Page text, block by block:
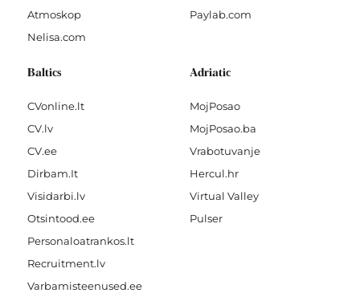
Atmoskop
Nelisa.com
Paylab.com
Baltics
CVonline.lt
CV.lv
CV.ee
Dirbam.It
Visidarbi.lv
Otsintood.ee
Personaloatrankos.lt
Recruitment.lv
Varbamisteenused.ee
Adriatic
MojPosao
MojPosao.ba
Vrabotuvanje
Hercul.hr
Virtual Valley
Pulser